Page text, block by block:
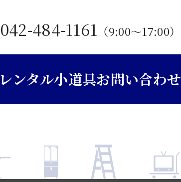
042-484-1161 （9:00〜17:00）
レンタル小道具お問い合わせ